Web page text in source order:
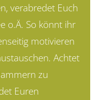
verabredet Euch
o.Ä. So könnt ihr
motivieren
Achtet
zu
Euren